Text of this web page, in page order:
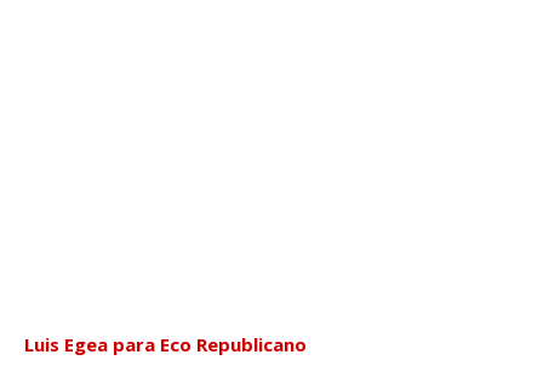
Luis Egea para Eco Republicano